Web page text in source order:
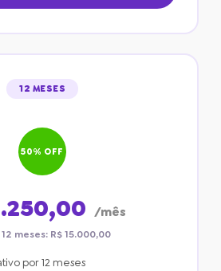
12 MESES
50% OFF
/mês
meses: R$ 15.000,00
por 12 meses